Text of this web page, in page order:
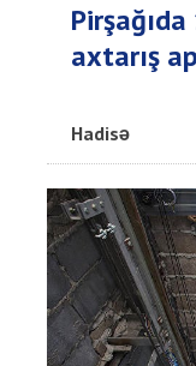
axtarış
Hadisə